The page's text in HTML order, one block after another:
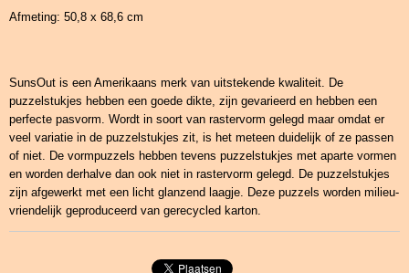
Afmeting: 50,8 x 68,6 cm
SunsOut is een Amerikaans merk van uitstekende kwaliteit. De
puzzelstukjes hebben een goede dikte, zijn gevarieerd en hebben een
perfecte pasvorm. Wordt in soort van rastervorm gelegd maar omdat er
veel variatie in de puzzelstukjes zit, is het meteen duidelijk of ze passen
of niet. De vormpuzzels hebben tevens puzzelstukjes met aparte vormen
en worden derhalve dan ook niet in rastervorm gelegd. De puzzelstukjes
zijn afgewerkt met een licht glanzend laagje. Deze puzzels worden milieu-
vriendelijk geproduceerd van gerecycled karton.